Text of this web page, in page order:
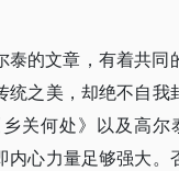
的文章，有着共同
之美，却绝不自我
关何处》以及高
内心力量足够强大